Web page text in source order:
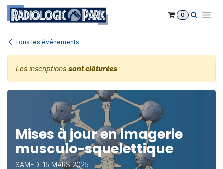
Se rendre au contenu
0
Tous les événements
Les inscriptions sont clôturées
Mises à jour en imagerie
musculo-squelettique
SAMEDI 15 MARS 2025